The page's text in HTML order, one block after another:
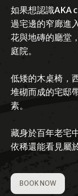
如果想認識AKA
過宅邊的窄廊進
花與地磚的廳堂
庭院。
低矮的木桌椅，
堆砌而成的宅邸
素。
藏身於百年老宅
依稀還能看見屬
BOOK NOW